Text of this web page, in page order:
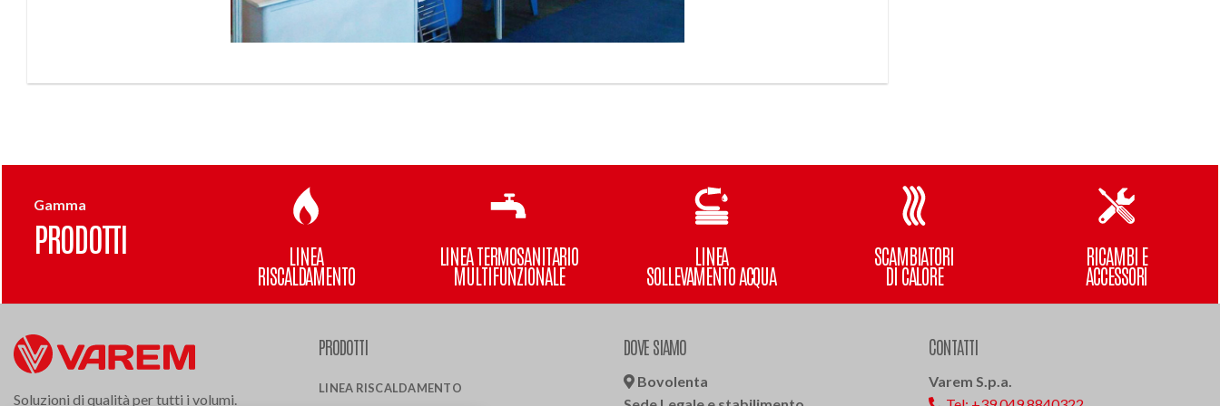
Gamma
PRODOTTI LINEA
RISCALDAMENTO
LINEA TERMOSANITARIO
MULTIFUNZIONALE
LINEA
SOLLEVAMENTO ACQUA
SCAMBIATORI
DI CALORE
RICAMBI E
ACCESSORI
Soluzioni di qualità per tutti i volumi.
PRODOTTI
LINEA RISCALDAMENTO
DOVE SIAMO
Bovolenta
CONTATTI
Varem S.p.a.